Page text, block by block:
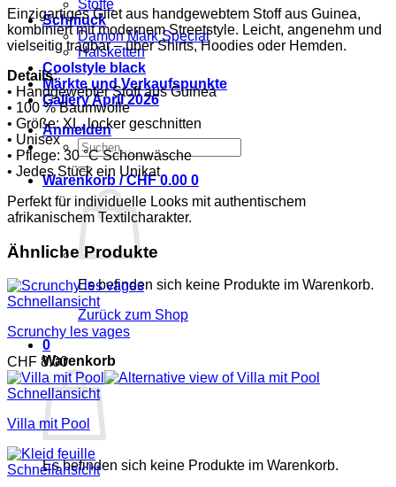
Stoffe
Schmuck
Damon Mark Special
Halsketten
Coolstyle black
Märkte und Verkaufspunkte
Gallery April 2026
Anmelden
Suchen
nach:
Warenkorb /CHF0.00 0
Es befinden sich keine Produkte im Warenkorb.
Zurück zum Shop
0
Warenkorb
Es befinden sich keine Produkte im Warenkorb.
Einzigartiges Gilet aus handgewebtem Stoff aus Guinea,
kombiniert mit modernem Streetstyle. Leicht, angenehm und
vielseitig tragbar – über Shirts, Hoodies oder Hemden.
Details:
• Handgewebter Stoff aus Guinea
• 100 % Baumwolle
• Größe: XL, locker geschnitten
• Unisex
• Pflege: 30 °C Schonwäsche
• Jedes Stück ein Unikat
Perfekt für individuelle Looks mit authentischem
afrikanischem Textilcharakter.
Ähnliche Produkte
Schnellansicht
Scrunchy les vages
CHF 8.00
Schnellansicht
Villa mit Pool
Schnellansicht